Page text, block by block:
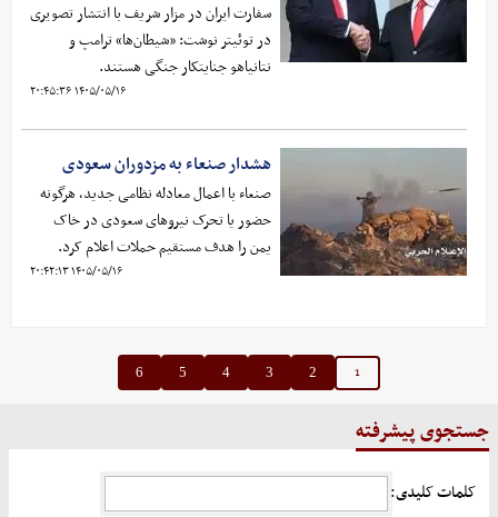
سفارت ایران در مزار شریف با انتشار تصویری
در توئیتر نوشت: «شیطان‌ها» ترامپ و
نتانیاهو جنایتکار جنگی هستند.
۱۴۰۵/۰۵/۱۶ ۲۰:۴۵:۳۶
هشدار صنعاء به مزدوران سعودی
صنعاء با اعمال معادله نظامی جدید، هرگونه
حضور یا تحرک نیروهای سعودی در خاک
یمن را هدف مستقیم حملات اعلام کرد.
۱۴۰۵/۰۵/۱۶ ۲۰:۴۲:۱۳
1
2
3
4
5
6
جستجوی پیشرفته
کلمات کلیدی: